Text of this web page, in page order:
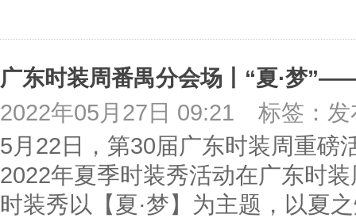
2022年05月27日 09:21
标签：
5月22日，第30届广东时装周重磅
2022年夏季时装秀活动在广东时
时装秀以【夏·梦】为主题，以夏